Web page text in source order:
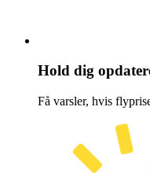
Hold dig
Få varsler, hvis